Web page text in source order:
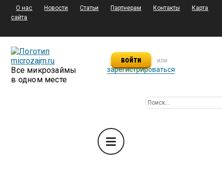
О нас Новости Статьи Партнерам Контакты
Карта
сайта
Все микрозаймы
в одном месте
войти или
зарегистрироваться